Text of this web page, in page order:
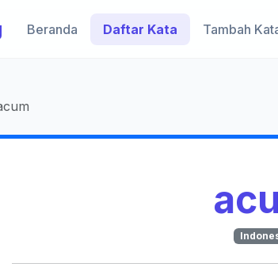
Beranda Daftar Kata Tambah